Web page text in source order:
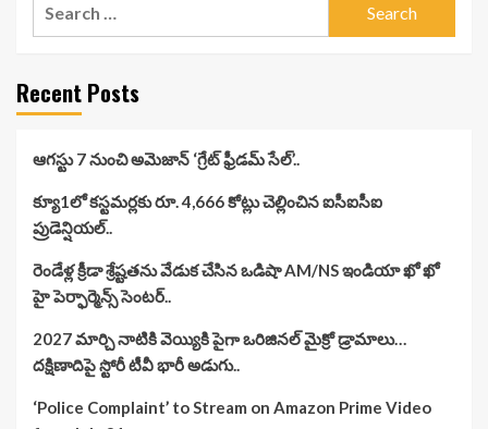
Recent Posts
ఆగస్టు 7 నుంచి అమెజాన్ ‘గ్రేట్ ఫ్రీడమ్ సేల్’..
క్యూ1లో కస్టమర్లకు రూ. 4,666 కోట్లు చెల్లించిన ఐసీఐసీఐ
ప్రుడెన్షియల్..
రెండేళ్ల క్రీడా శ్రేష్టతను వేడుక చేసిన ఒడిషా AM/NS ఇండియా ఖో ఖో
హై పెర్ఫార్మెన్స్ సెంటర్..
2027 మార్చి నాటికి వెయ్యికి పైగా ఒరిజినల్ మైక్రో డ్రామాలు…
దక్షిణాదిపై స్టోరీ టీవీ భారీ అడుగు..
‘Police Complaint’ to Stream on Amazon Prime Video